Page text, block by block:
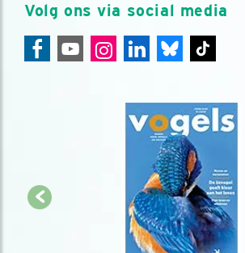
Volg ons via social media